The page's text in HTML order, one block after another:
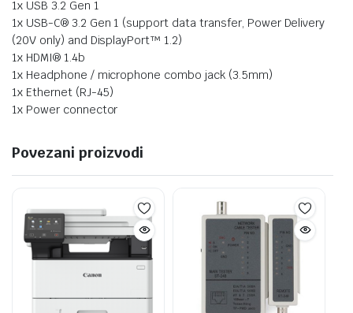
1x USB 3.2 Gen 1
1x USB-C® 3.2 Gen 1 (support data transfer, Power Delivery
(20V only) and DisplayPort™ 1.2)
1x HDMI® 1.4b
1x Headphone / microphone combo jack (3.5mm)
1x Ethernet (RJ-45)
1x Power connector
Povezani proizvodi